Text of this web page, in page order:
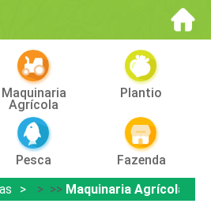
Maquinaria
Agrícola
Plantio
Pesca
Fazenda
> >> Maquinaria Agrícola